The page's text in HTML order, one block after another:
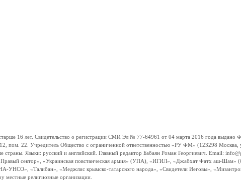
16 лет. Свидетельство о регистрации СМИ Эл № 77-64961 от 04 марта 2016 года выдано
пом. 22. Учредитель Общество с ограниченной ответственностью «РУ ФМ» (123298
Языки: русский и английский. Главный редактор Бабаян Роман Георгиевич. Email:
сектор», «Украинская повстанческая армия» (УПА), «ИГИЛ», «Джабхат Фатх аш-
«Талибан», «Меджлис крымско-татарского народа», «Свидетели Иеговы»,
местные религиозные организации.